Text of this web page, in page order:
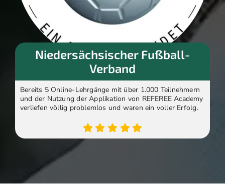
Niedersächsischer Fußball-
Verband
Bereits 5 Online-Lehrgänge mit über 1.000 Teilnehmern
und der Nutzung der Applikation von REFEREE Academy
verliefen völlig problemlos und waren ein voller Erfolg.